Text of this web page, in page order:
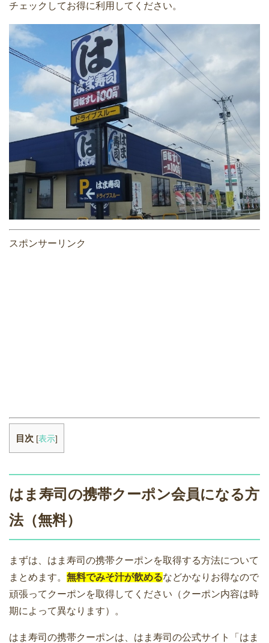
チェックしてお得に利用してください。
スポンサーリンク
目次 [表示]
はま寿司の携帯クーポン会員になる方
法（無料）
まずは、はま寿司の携帯クーポンを取得する方法について
まとめます。 無料でみそ汁が飲めるなどかなりお得なので
頑張ってクーポンを取得してください（クーポン内容は時
期によって異なります）。
はま寿司の携帯クーポンは、はま寿司の公式サイト「はま